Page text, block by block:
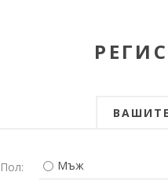
Пол: Мъж